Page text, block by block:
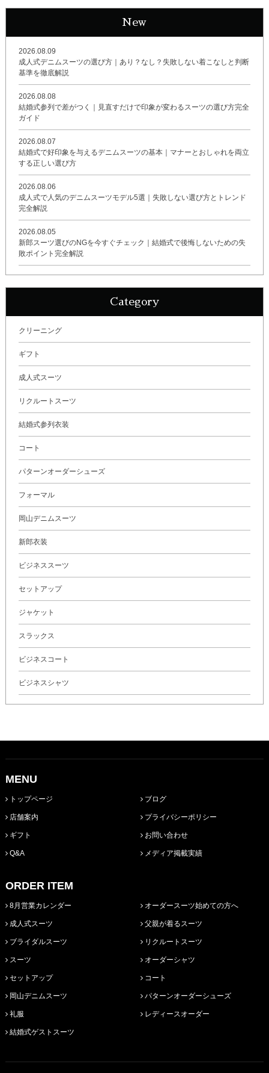
New
2026.08.09
成人式デニムスーツの選び方｜あり？なし？失敗しない着こなしと判断
基準を徹底解説
2026.08.08
結婚式参列で差がつく｜見直すだけで印象が変わるスーツの選び方完全
ガイド
2026.08.07
結婚式で好印象を与えるデニムスーツの基本｜マナーとおしゃれを両立
する正しい選び方
2026.08.06
成人式で人気のデニムスーツモデル5選｜失敗しない選び方とトレンド
完全解説
2026.08.05
新郎スーツ選びのNGを今すぐチェック｜結婚式で後悔しないための失
敗ポイント完全解説
Category
クリーニング
ギフト
成人式スーツ
リクルートスーツ
結婚式参列衣装
コート
パターンオーダーシューズ
フォーマル
岡山デニムスーツ
新郎衣装
ビジネススーツ
セットアップ
ジャケット
スラックス
ビジネスコート
ビジネスシャツ
MENU
トップページ
店舗案内
ギフト
Q&A
ブログ
プライバシーポリシー
お問い合わせ
メディア掲載実績
ORDER ITEM
8月営業カレンダー
成人式スーツ
ブライダルスーツ
スーツ
セットアップ
岡山デニムスーツ
礼服
結婚式ゲストスーツ
オーダースーツ始めての方へ
父親が着るスーツ
リクルートスーツ
オーダーシャツ
コート
パターンオーダーシューズ
レディースオーダー